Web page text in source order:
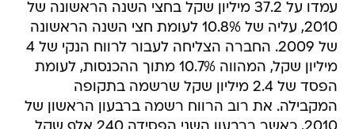
עמדו על 37.2 מיליון שקל בחצי השנה הראשונה של
2010, עליה של 10.8% לעומת חצי השנה הראשונה
של 2009. החברה הצליחה לעבור לרווח הנקי של 4
מיליון שקל, המהווה 10.7% מתוך ההכנסות, לעומת
הפסד של 2.4 מיליון שקל שרשמה בתקופה
המקבילה. את רוב הרווח רשמה ברבעון הראשון של